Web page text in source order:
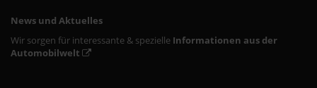
News und Aktuelles
Wir sorgen für interessante & spezielle Informationen aus der
Automobilwelt